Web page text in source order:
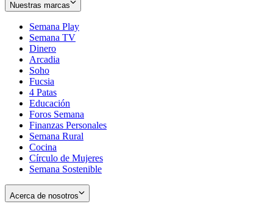
Nuestras marcas
Semana Play
Semana TV
Dinero
Arcadia
Soho
in
new
window
Fucsia
in
new
window
4 Patas
Educación
Foros Semana
Finanzas Personales
Semana Rural
Cocina
Círculo de Mujeres
Semana Sostenible
Acerca de nosotros